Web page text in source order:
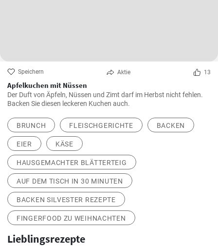
Speichern Aktie 13
Apfelkuchen mit Nüssen
Der Duft von Äpfeln, Nüssen und Zimt darf im Herbst nicht fehlen.
Backen Sie diesen leckeren Kuchen auch.
BRUNCH FLEISCHGERICHTE BACKEN
EIER KÄSE
HAUSGEMACHTER BLÄTTERTEIG
AUF DEM TISCH IN 30 MINUTEN
BACKEN SILVESTER REZEPTE
FINGERFOOD ZU WEIHNACHTEN
Lieblingsrezepte